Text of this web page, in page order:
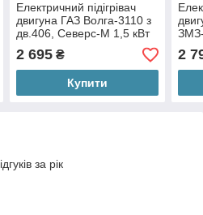
Електричний підігрівач
двигуна ГАЗ Волга-3110 з
дв.406, Северс-М 1,5 кВт
+ КМП 18
2 695₴
Купити
№19
2
за рік